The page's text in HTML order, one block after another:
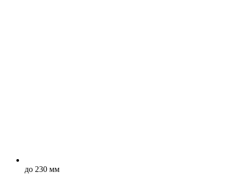
до 230 мм